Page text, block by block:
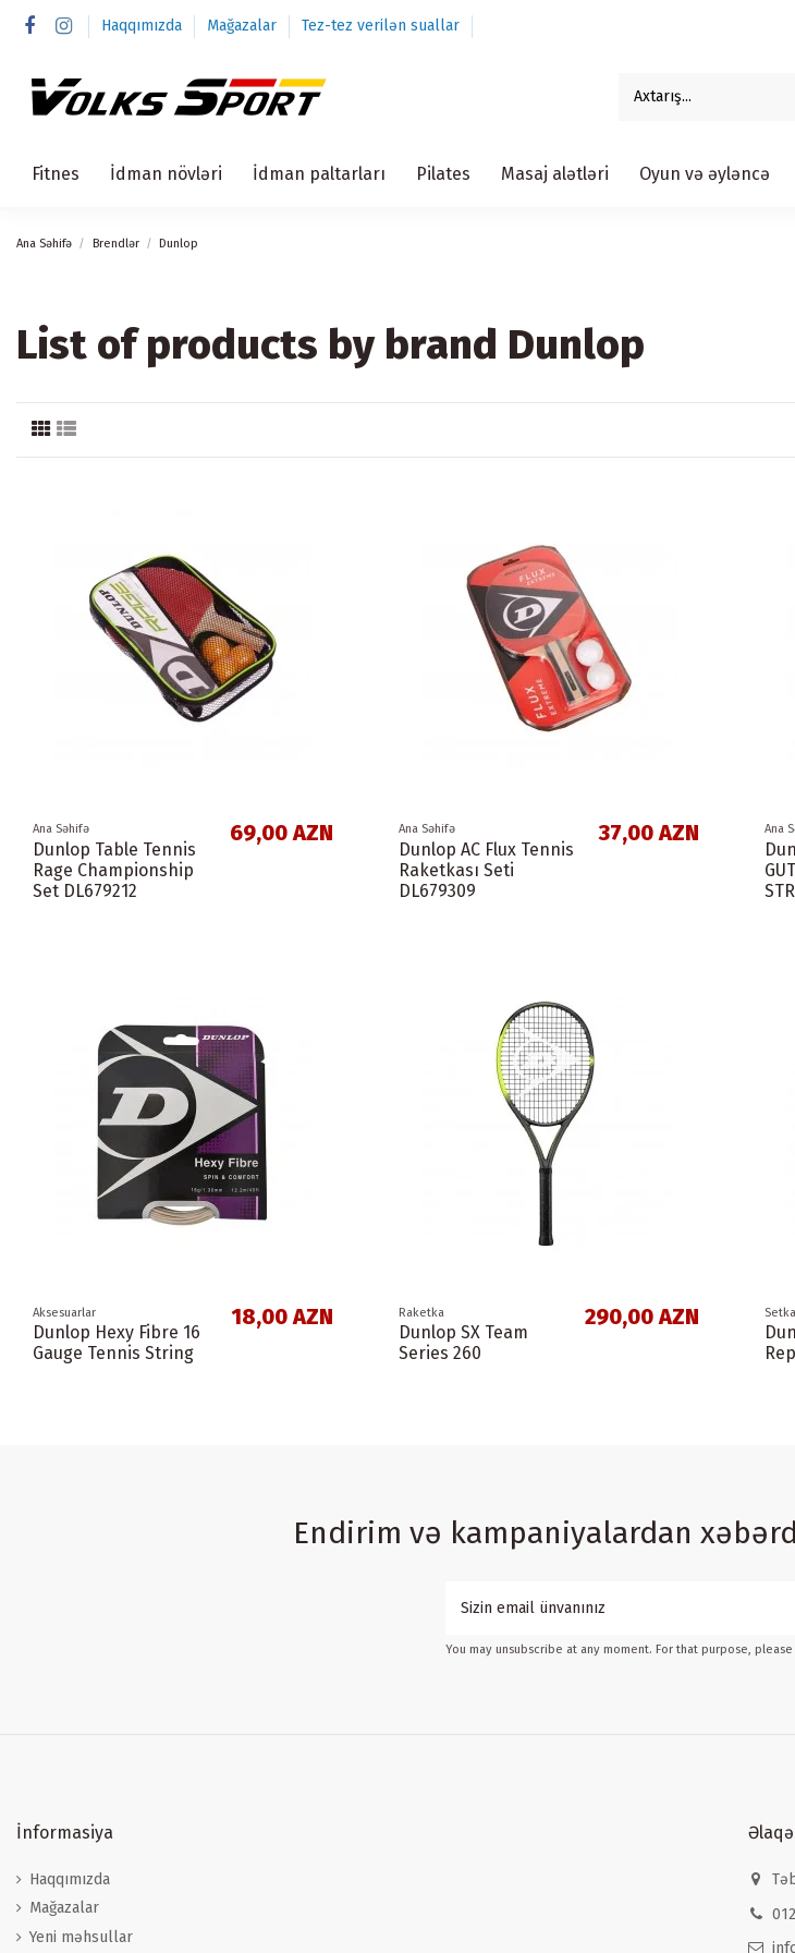
Haqqımızda Mağazalar Tez-tez verilən suallar
Fitnes İdman növləri İdman paltarları Pilates Masaj alətləri Oyun və əyləncə
Ana Səhifə Brendlər Dunlop
List of products by brand Dunlop
Ana Səhifə
Dunlop Table Tennis
Rage Championship
Set DL679212
69,00 AZN Ana Səhifə
Dunlop AC Flux Tennis
Raketkası Seti
DL679309
37,00 AZN Ana
Aksesuarlar
Dunlop Hexy Fibre 16
Gauge Tennis String
18,00 AZN Raketka
Dunlop SX Team
Series 260
290,00 AZN
Endirim və kampaniyalardan
You may unsubscribe at any moment. For that purpose,
İnformasiya
Haqqımızda
Mağazalar
Yeni məhsullar
Əlaqə